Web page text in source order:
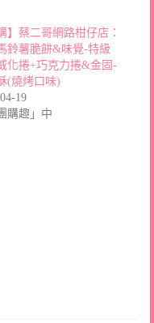
】蔡二哥網路柑仔店：
鈴薯脆餅&味覺-特級
化捲+巧克力捲&金固-
(燒烤口味)
19
購趣」中